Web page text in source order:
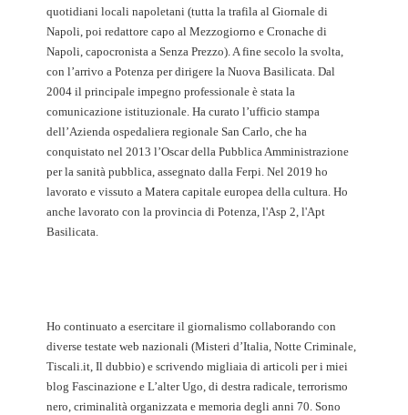
quotidiani locali napoletani (tutta la trafila al Giornale di
Napoli, poi redattore capo al Mezzogiorno e Cronache di
Napoli, capocronista a Senza Prezzo). A fine secolo la svolta,
con l’arrivo a Potenza per dirigere la Nuova Basilicata. Dal
2004 il principale impegno professionale è stata la
comunicazione istituzionale. Ha curato l’ufficio stampa
dell’Azienda ospedaliera regionale San Carlo, che ha
conquistato nel 2013 l’Oscar della Pubblica Amministrazione
per la sanità pubblica, assegnato dalla Ferpi. Nel 2019 ho
lavorato e vissuto a Matera capitale europea della cultura. Ho
anche lavorato con la provincia di Potenza, l'Asp 2, l'Apt
Basilicata.
Ho continuato a esercitare il giornalismo collaborando con
diverse testate web nazionali (Misteri d’Italia, Notte Criminale,
Tiscali.it, Il dubbio) e scrivendo migliaia di articoli per i miei
blog Fascinazione e L’alter Ugo, di destra radicale, terrorismo
nero, criminalità organizzata e memoria degli anni 70. Sono